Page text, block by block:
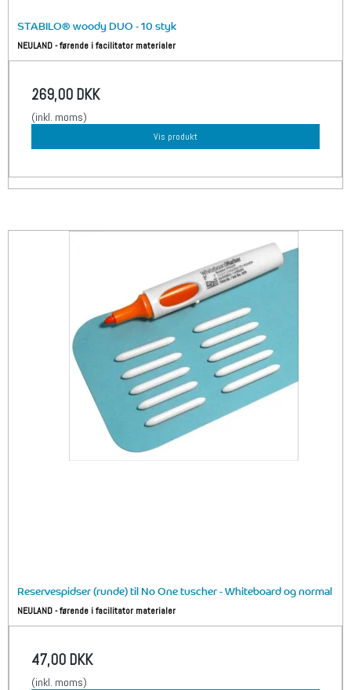
STABILO® woody DUO - 10 styk
NEULAND - førende i facilitator materialer
269,00 DKK
(inkl. moms)
Vis produkt
Reservespidser (runde) til No One tuscher - Whiteboard og normal
NEULAND - førende i facilitator materialer
47,00 DKK
(inkl. moms)